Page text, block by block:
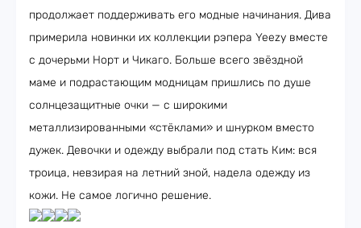
продолжает поддерживать его модные начинания. Дива
примерила новинки их коллекции рэпера Yeezy вместе
с дочерьми Норт и Чикаго. Больше всего звёздной
маме и подрастающим модницам пришлись по душе
солнцезащитные очки — с широкими
металлизированными «стёклами» и шнурком вместо
дужек. Девочки и одежду выбрали под стать Ким: вся
троица, невзирая на летний зной, надела одежду из
кожи. Не самое логично решение.